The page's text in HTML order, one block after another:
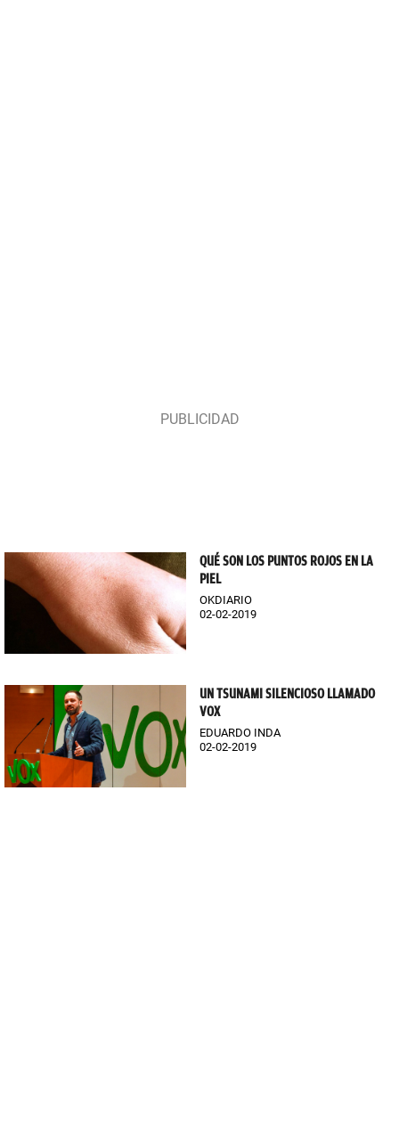
QUÉ SON LOS PUNTOS ROJOS EN LA
PIEL
OKDIARIO
02-02-2019
UN TSUNAMI SILENCIOSO LLAMADO
VOX
EDUARDO INDA
02-02-2019